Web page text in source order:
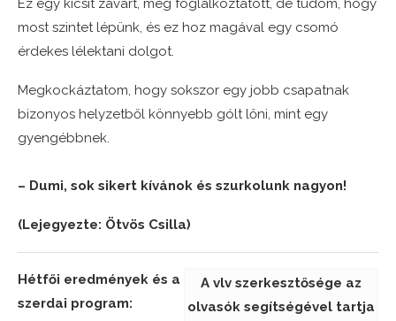
Ez egy kicsit zavart, meg foglalkoztatott, de tudom, hogy
most szintet lépünk, és ez hoz magával egy csomó
érdekes lélektani dolgot.
Megkockáztatom, hogy sokszor egy jobb csapatnak
bizonyos helyzetből könnyebb gólt lőni, mint egy
gyengébbnek.
– Dumi, sok sikert kívánok és szurkolunk nagyon!
(Lejegyezte: Ötvös Csilla)
A vlv szerkesztősége az
olvasók segítségével tartja
Hétfői eredmények és a
szerdai program: